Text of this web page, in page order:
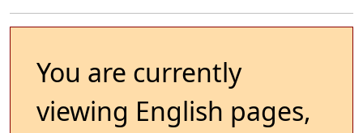
You are currently
viewing English pages,